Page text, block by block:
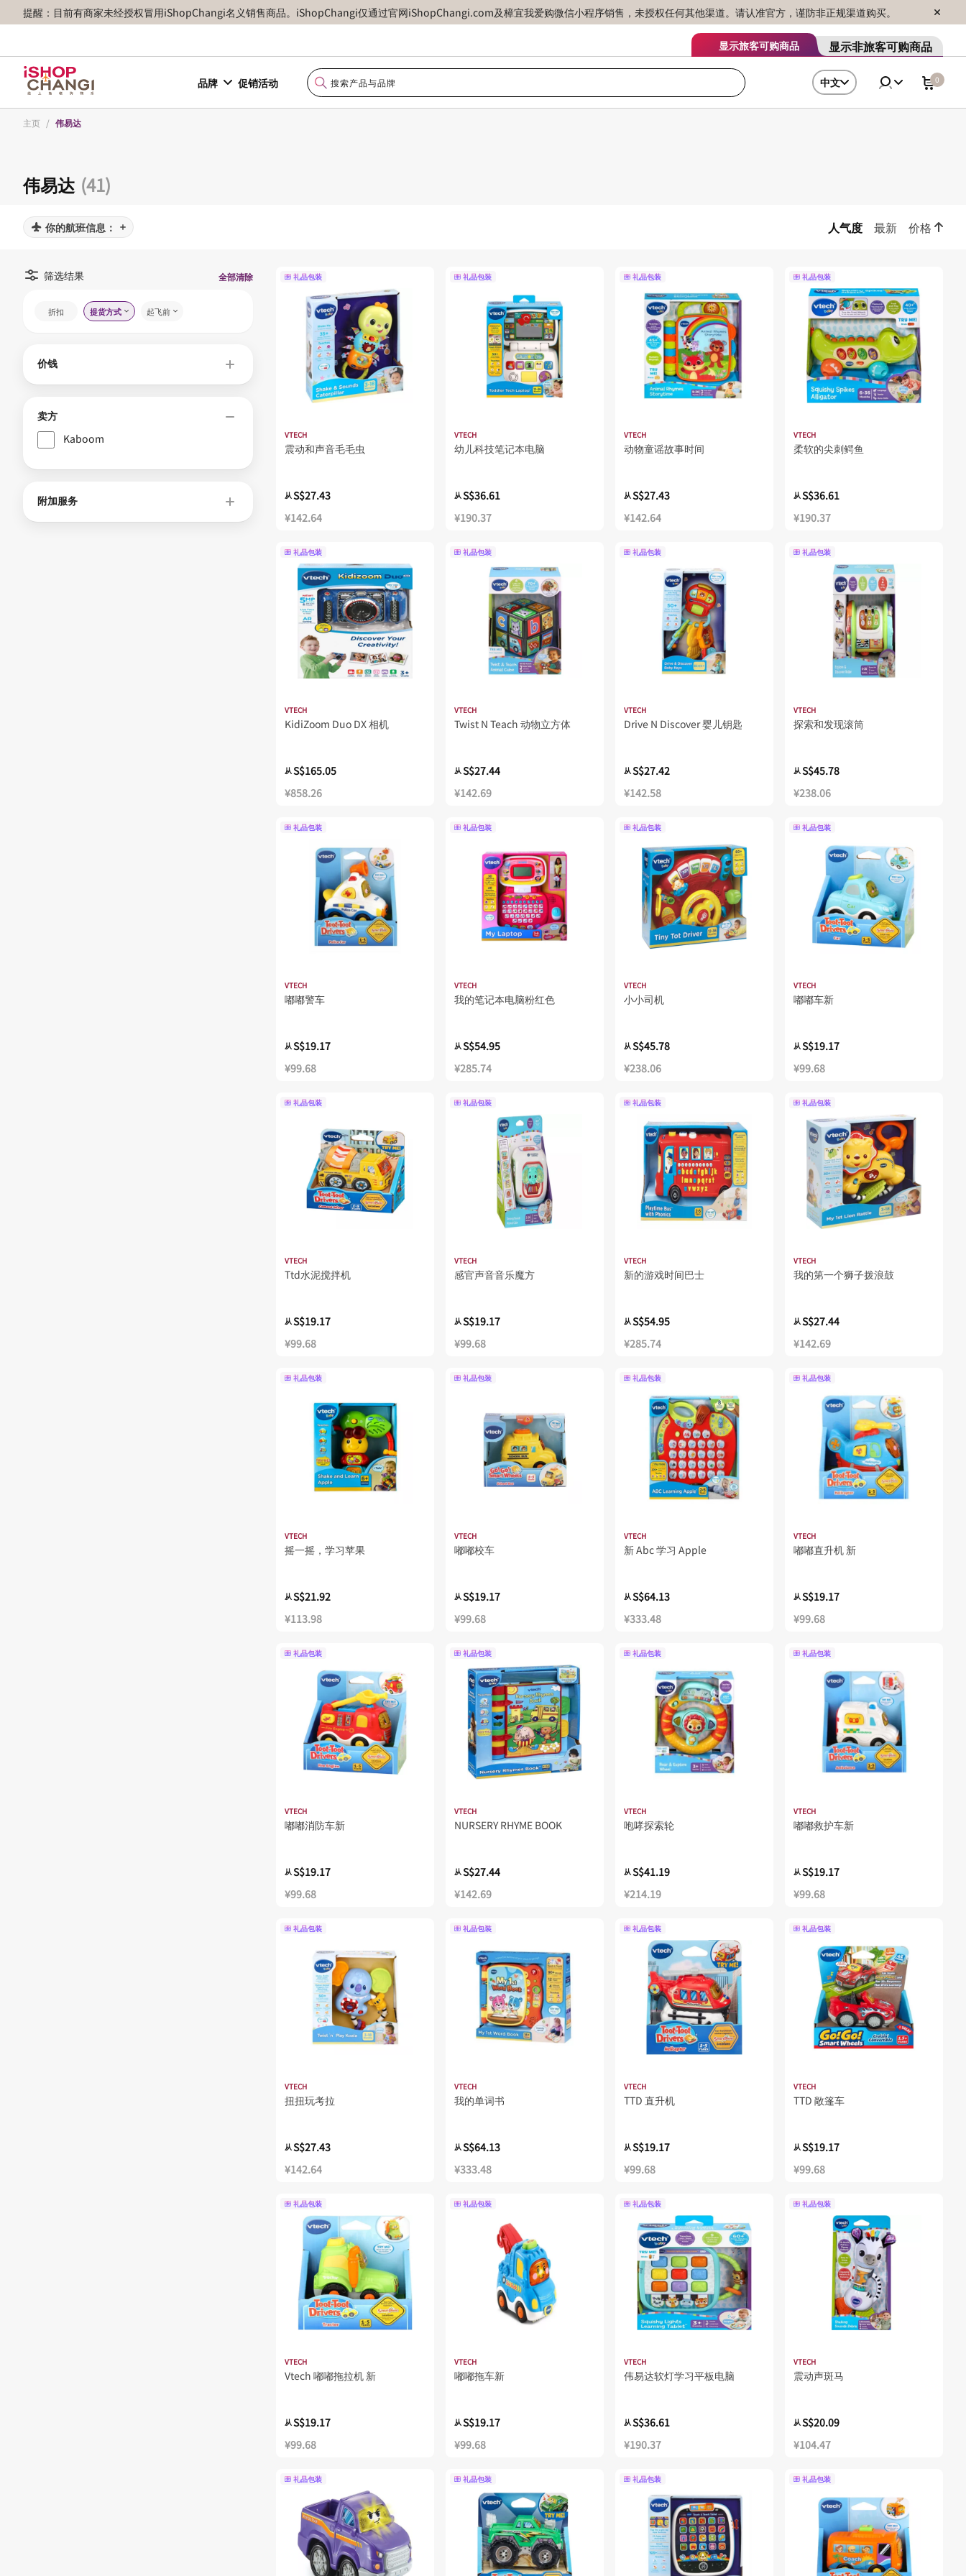
提醒：目前有商家未经授权冒用iShopChangi名义销售商品。iShopChangi仅通过官网iShopChangi.com及樟宜我爱购微信小程序销售，未授权任何其他渠道。请认准官方，谨防非正规渠道购买。
显示旅客可购商品 显示非旅客可购商品
品牌 促销活动 中文 0
主页 / 伟易达
伟易达 (41)
你的航班信息： 人气度 最新 价格
筛选结果 全部清除
折扣 提货方式 起飞前
价钱
卖方
Kaboom
附加服务
礼品包装
VTECH
震动和声音毛毛虫
从S$27.43
¥142.64
礼品包装
VTECH
幼儿科技笔记本电脑
从S$36.61
¥190.37
礼品包装
VTECH
动物童谣故事时间
从S$27.43
¥142.64
礼品包装
VTECH
柔软的尖刺鳄鱼
从S$36.61
¥190.37
礼品包装
VTECH
KidiZoom Duo DX 相机
从S$165.05
¥858.26
礼品包装
VTECH
Twist N Teach 动物立方体
从S$27.44
¥142.69
礼品包装
VTECH
Drive N Discover 婴儿钥匙
从S$27.42
¥142.58
礼品包装
VTECH
探索和发现滚筒
从S$45.78
¥238.06
礼品包装
VTECH
嘟嘟警车
从S$19.17
¥99.68
礼品包装
VTECH
我的笔记本电脑粉红色
从S$54.95
¥285.74
礼品包装
VTECH
小小司机
从S$45.78
¥238.06
礼品包装
VTECH
嘟嘟车新
从S$19.17
¥99.68
礼品包装
VTECH
Ttd水泥搅拌机
从S$19.17
¥99.68
礼品包装
VTECH
感官声音音乐魔方
从S$19.17
¥99.68
礼品包装
VTECH
新的游戏时间巴士
从S$54.95
¥285.74
礼品包装
VTECH
我的第一个狮子拨浪鼓
从S$27.44
¥142.69
礼品包装
VTECH
摇一摇，学习苹果
从S$21.92
¥113.98
礼品包装
VTECH
嘟嘟校车
从S$19.17
¥99.68
礼品包装
VTECH
新 Abc 学习 Apple
从S$64.13
¥333.48
礼品包装
VTECH
嘟嘟直升机 新
从S$19.17
¥99.68
礼品包装
VTECH
嘟嘟消防车新
从S$19.17
¥99.68
礼品包装
VTECH
NURSERY RHYME BOOK
从S$27.44
¥142.69
礼品包装
VTECH
咆哮探索轮
从S$41.19
¥214.19
礼品包装
VTECH
嘟嘟救护车新
从S$19.17
¥99.68
礼品包装
VTECH
扭扭玩考拉
从S$27.43
¥142.64
礼品包装
VTECH
我的单词书
从S$64.13
¥333.48
礼品包装
VTECH
TTD 直升机
从S$19.17
¥99.68
礼品包装
VTECH
TTD 敞篷车
从S$19.17
¥99.68
礼品包装
VTECH
Vtech 嘟嘟拖拉机 新
从S$19.17
¥99.68
礼品包装
VTECH
嘟嘟拖车新
从S$19.17
¥99.68
礼品包装
VTECH
伟易达软灯学习平板电脑
从S$36.61
¥190.37
礼品包装
VTECH
震动声斑马
从S$20.09
¥104.47
礼品包装 礼品包装 礼品包装 礼品包装